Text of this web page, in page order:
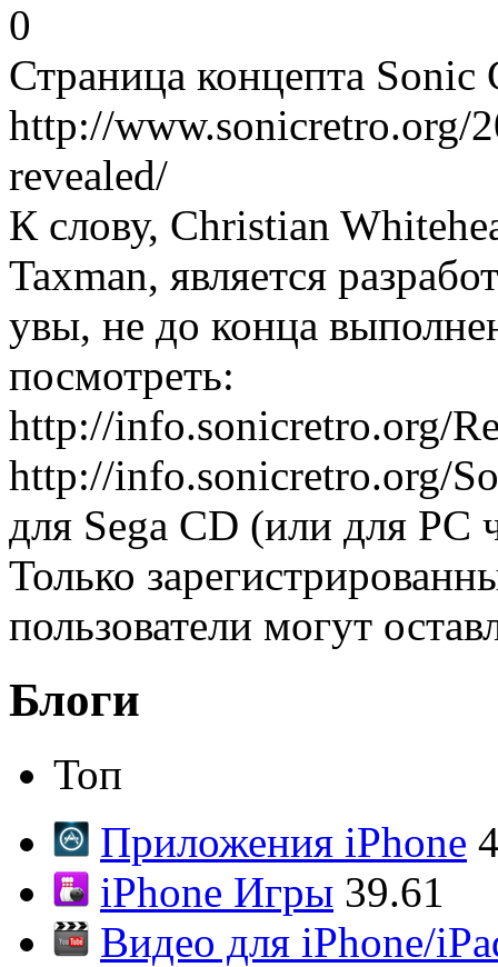
0
Страница концепта Sonic
http://www.sonicretro.org/
revealed/
К слову, Christian
Taxman, является
увы, не до конца
посмотреть:
http://info.sonicretro.org/
http://info.sonicretro.org/
для Sega CD (или для PC
Только
пользователи могут
Блоги
Топ
Приложения iPhone
iPhone Игры 39.61
Видео для iPhone/